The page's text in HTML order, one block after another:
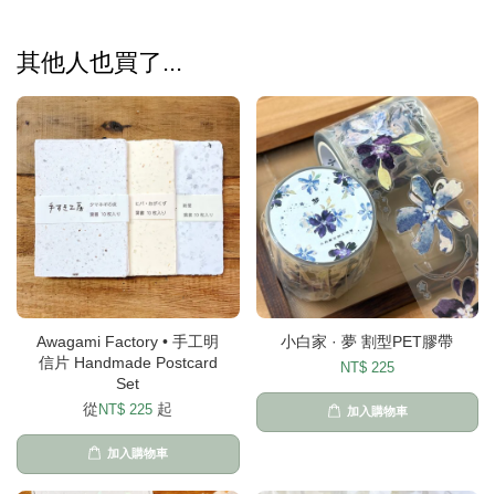
其他人也買了...
Awagami Factory • 手工明
信片 Handmade Postcard
Set
從 NT$ 225 起
加入購物車
小白家 · 夢 割型PET膠帶
NT$ 225
加入購物車